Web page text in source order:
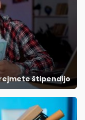
štipendijo